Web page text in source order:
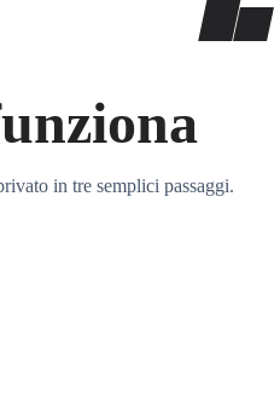
in tre semplici passaggi.